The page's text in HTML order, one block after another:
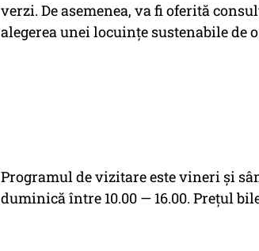
verzi. De asemenea, va fi oferită
alegerea unei locuințe sustenabile de
Programul de vizitare este vineri și
duminică între 10.00 — 16.00. Prețul